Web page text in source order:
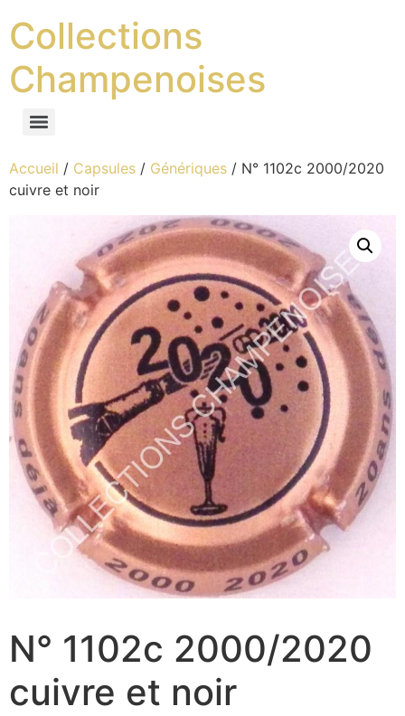
Collections
Champenoises
Accueil / Capsules / Génériques / N° 1102c 2000/2020
cuivre et noir
N° 1102c 2000/2020
cuivre et noir